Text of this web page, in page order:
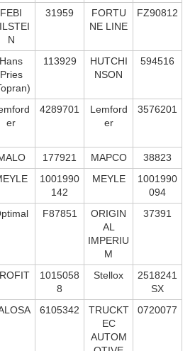
FEBI
N
31959
FORTU
NE LINE
FZ90812
Hans
Pries
113929
HUTCHI
NSON
594516
er
4289701
Lemford
er
3576201
177921 MAPCO
38823
1001990
142
MEYLE
1001990
094
F87851
ORIGIN
AL
IMPERIU
M
37391
1015058
8
Stellox
2518241
SX
6105342
TRUCKT
EC
AUTOM
0720077